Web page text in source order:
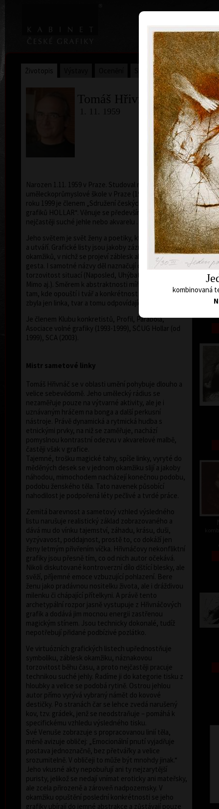
Home |
Životopis Sbírky
Tomáš Hřivnáč
1. 11. 1959
Narozen 1.11. 1959 v Praze. Studoval na Střední
uměleckoprůmyslové škole v Praze (1975 - 1979 ). Od
roku 1999 je členem „Sdružení českých umělců
grafiků HOLLAR“. Věnuje se především volné grafice,
nejčastěji suché jehle nebo akvarelu .
Jeho světem je svět ženy a poetiky, která ji obklopuje
a utváří. Grafické listy jsou jakoby záznamem
okamžiků, v nichž se projeví záblesk akce, situace,
gesta. I samotné názvy děl naznačují okamžitost a
torzovitost situací (Naposled, Uhýbat, Stranou,
Mimo aj.). Směrem k abstraktnosti míří jeho grafiky
tam, kde opouští i tvář a konkrétnost osobnosti, aby
zbyla jen linka, tvar a tomu odpovídající napětí.
Je členem Klubu konkretistů, Profil, Parabola,
Asociace volné grafiky (1993-1999), SČUG Hollar (od
1999), SCA (2003).
Mistr sametové linky
Tomáš Hřivnáč se v oblasti umění pohybuje dlouho a
velice sebevědomě. Jeho umělecký rádius se
nezaměřuje pouze na výtvarné aktivity, ale je i
uznávaným hráčem na bonga a další perkusní
nástroje. Právě dynamická a rytmická hudba s
etnickými prvky, na niž se zaměřuje, nachází
pomyslnou kontrastní odezvu v akvarelové malbě,
častěji však v grafice.
Tajemné, trošku magické tahy, spíše linky, vyryté do
měděných desek se v jednom okamžiku slijí a jakoby
náhodou, mimochodem nacházejí konečnou podobu,
podobu ženského těla. Tato navenek působící
nahodilost je podpořená léty pečlivé a tvrdé práce.
Zemitá barevnost a sametový vzhled výsledného
listu narušuje realistický základ zobrazovaného a
dává mu do vínku tajemství, záhadu, krásu, duši,
vyzývavost, poddajnost, prostě to, co dokáží jen
ženy letmým přivřením víčka. Hřivnáčovy nekonfliktní
grafiky jsou přesně tím, co od nich autor očekává.
Nikoli diskutované kontroverzní dílo dštící blesky, ale
svěží, příjemné emoce vzbuzující pohlazení. Bere
ženu jako pradávnou nositelku života, ale i dráždivou
milenku či chápající přítelkyni. A právě tento
archetypální rozpor jasně vystupuje z Hřivnáčových
grafik a dodává jim mocnou energii zastřenou
magickým stínem. Jsou technicky dokonalé, tudíž
nepotřebují přidané podbízivé pozlátko.
Ve virtuózních grafických listech upřednostňuje
symboliku, záblesk okamžiku, náznakovou
torzovitost běhu času, a proto nejčastěji pracuje
technikou suché jehly. Řadíme ji do kategorie tisku z
hloubky a velice se podobá rytině. Ostrou jehlou
autor přímo vyrývá vybraný námět do kovové
destičky. Po stranách čar se lehce zvedá narušený
kov, tzv. grádek, jenž se neodstraňuje – pomáhá k
specifickému vzhledu výsledného tisku.
Své Venuše zobrazuje s propracovanou linií těla,
méně avizuje obličej: „Emocionální pnutí vyjadřuje
postava jednoznačně, bez přetvářky a velice
srozumitelně. V obličeji to může být mnohdy jinak.“
Jeho vkusné akty nepobuřují ani ty nejzarytější
puristy, jelikož se nedají vnímat eroticky ani mateřsky,
ale zcela přirozeně a zároveň nadpozemsky. V
okamžiku opuštění poslední konkrétnosti se jeho
grafiky ubírají do jemné abstrakce a zůstávají pouze
kombinovaná